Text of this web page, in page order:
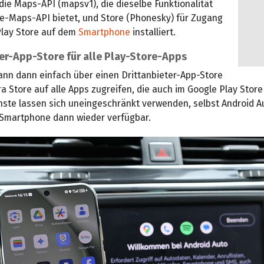
Maps-API (mapsv1), die dieselbe Funktionalität
Maps-API bietet, und Store (Phonesky) für Zugang
Store auf dem Smartphone installiert.
App-Store für alle Play-Store-Apps
dann einfach über einen Drittanbieter-App-Store
Store auf alle Apps zugreifen, die auch im Google Play
lassen sich uneingeschränkt verwenden, selbst Android
dann wieder verfügbar.